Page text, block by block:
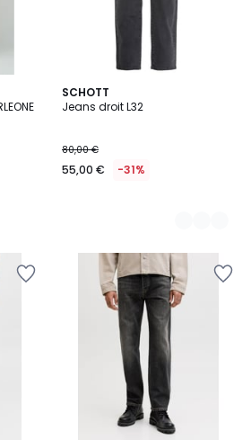
SCHOTT
Jeans droit L32
80,00 €
55,00 € -31%
4
Couleurs